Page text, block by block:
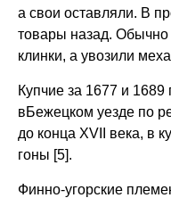
а свои оставляли. В
товары назад.
клинки, а увозили
Купчие за 1677 и 1689
вБежецком уезде по
до конца XVII века, в
гоны [5].
Финно-угорские